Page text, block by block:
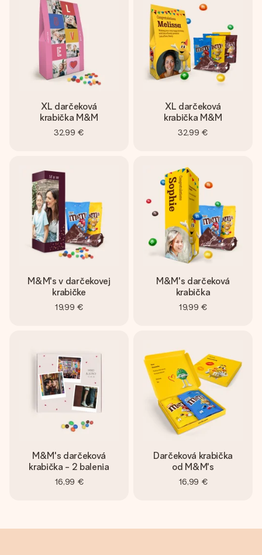
jej menom, vašou fotografiou alebo odkazom, ktorý naozaj
zahreje pri srdci. Žiadne zbytočnosti, len veľa lásky pre ten
pravý moment.
XL darčeková
krabička M&M
32,99 €
XL darčeková
krabička M&M
32,99 €
M&M's v darčekovej
krabičke
19,99 €
M&M's darčeková
krabička
19,99 €
M&M's darčeková
krabička - 2 balenia
16,99 €
Darčeková krabička
od M&M's
16,99 €